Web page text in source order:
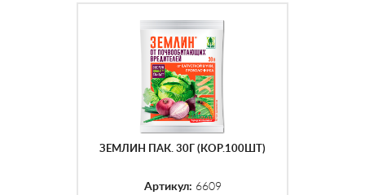
ЗЕМЛИН ПАК. 30Г (КОР.100ШТ)
Артикул: 6609